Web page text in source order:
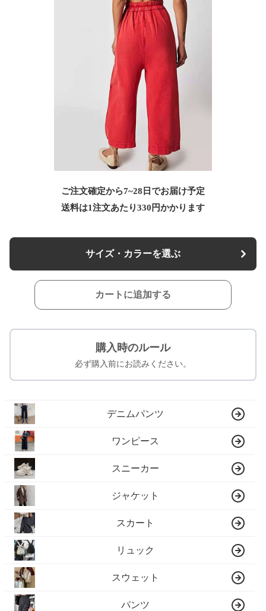
ご注文確定から7~28日でお届け予定
送料は1注文あたり330 円かかります
サイズ・カラーを選ぶ
カートに追加する
購入時のルール
必ず購入前にお読みください。
デニムパンツ
ワンピース
スニーカー
ジャケット
スカート
リュック
スウェット
パンツ